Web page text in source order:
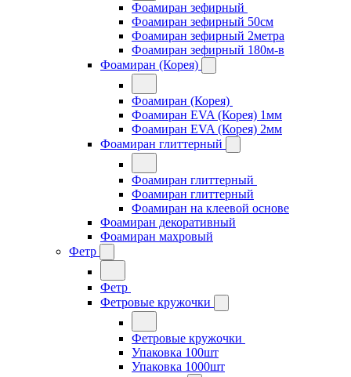
Фоамиран зефирный
Фоамиран зефирный 50см
Фоамиран зефирный 2метра
Фоамиран зефирный 180м-в
Фоамиран (Корея)
Фоамиран (Корея)
Фоамиран EVA (Корея) 1мм
Фоамиран EVA (Корея) 2мм
Фоамиран глиттерный
Фоамиран глиттерный
Фоамиран глиттерный
Фоамиран на клеевой основе
Фоамиран декоративный
Фоамиран махровый
Фетр
Фетр
Фетровые кружочки
Фетровые кружочки
Упаковка 100шт
Упаковка 1000шт